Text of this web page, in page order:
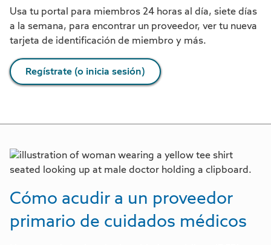
Usa tu portal para miembros 24 horas al día, siete días
a la semana, para encontrar un proveedor, ver tu nueva
tarjeta de identificación de miembro y más.
Regístrate (o inicia sesión)
Cómo acudir a un proveedor
primario de cuidados médicos